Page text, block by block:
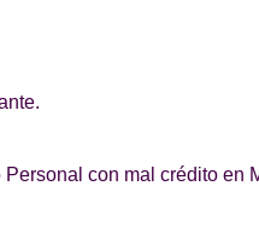
con mal crédito en